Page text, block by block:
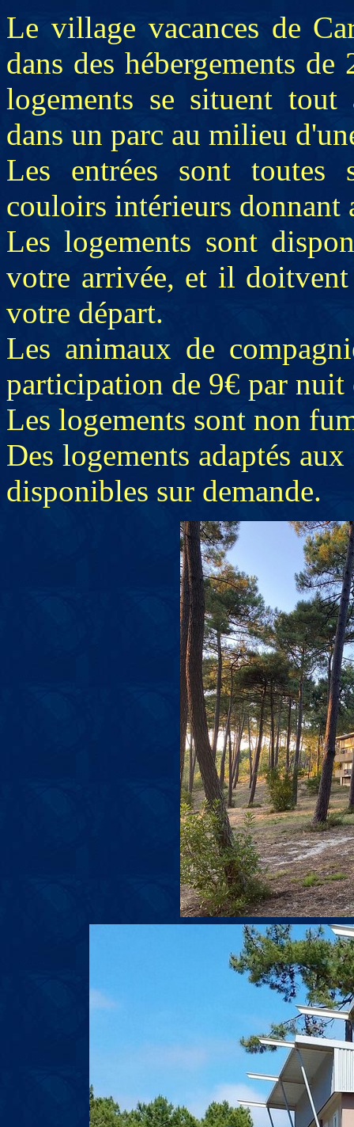
Le village vacances de
dans des hébergements
logements se situent tout
dans un parc au milieu
Les entrées sont toutes
couloirs intérieurs donnant
Les logements sont
votre arrivée, et il
votre départ.
Les animaux de
participation de 9€ par nuit
Les logements sont non
Des logements adaptés
disponibles sur demande.